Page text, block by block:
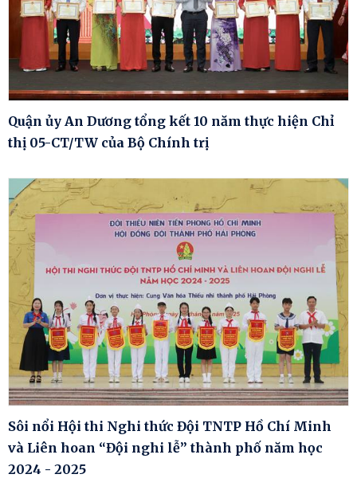
Quận ủy An Dương tổng kết 10 năm thực hiện Chỉ
thị 05-CT/TW của Bộ Chính trị
Sôi nổi Hội thi Nghi thức Đội TNTP Hồ Chí Minh
và Liên hoan “Đội nghi lễ” thành phố năm học
2024 - 2025